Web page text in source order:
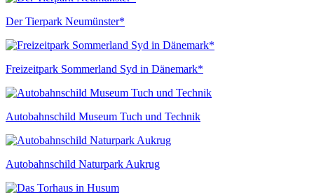
Der Tierpark Neumünster*
Freizeitpark Sommerland Syd in Dänemark*
Autobahnschild Museum Tuch und Technik
Autobahnschild Naturpark Aukrug